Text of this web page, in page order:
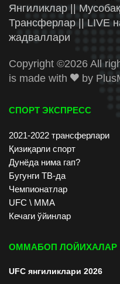
Янгиликлар ||
Трансферлар || LIVE
жадваллари
Copyright ©2026 All
is made with
by
СПОРТ ЭКСПРЕСС
2021-2022 трансферлари
Қизиқарли спорт
Дунёда нима гап?
Бугунги ТВ-да
Чемпионатлар
UFC \ ММА
Кечаги ўйинлар
ОММАБОП ЛОЙИХАЛАР
UFC янгиликлари 2026